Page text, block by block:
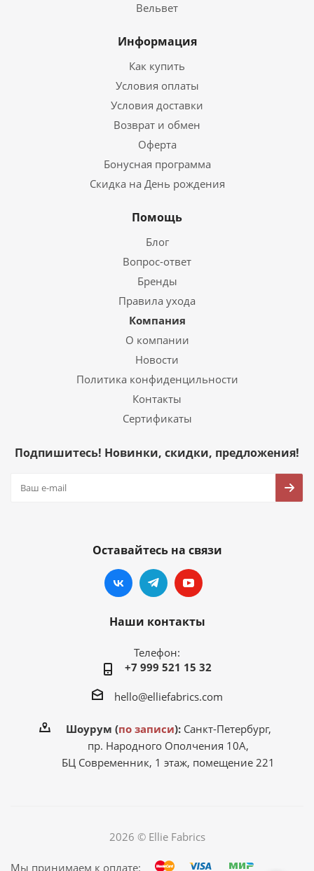
Вельвет
Информация
Как купить
Условия оплаты
Условия доставки
Возврат и обмен
Оферта
Бонусная программа
Скидка на День рождения
Помощь
Блог
Вопрос-ответ
Бренды
Правила ухода
Компания
О компании
Новости
Политика конфиденцильности
Контакты
Сертификаты
Подпишитесь! Новинки, скидки, предложения!
Оставайтесь на связи
Наши контакты
Телефон:
+7 999 521 15 32
hello@elliefabrics.com
Шоурум (по записи):Санкт-Петербург,
пр. Народного Ополчения 10А,
БЦ Современник, 1 этаж, помещение 221
2026 © Ellie Fabrics
Мы принимаем к оплате: